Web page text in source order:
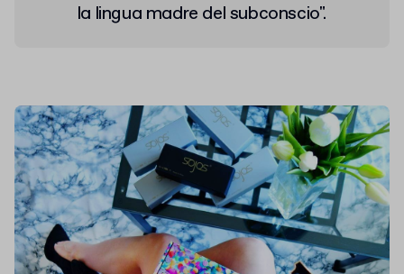
la lingua madre del subconscio".